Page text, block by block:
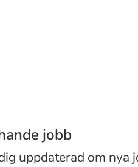
jobb
uppdaterad om nya